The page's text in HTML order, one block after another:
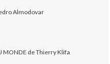
Almodovar
MONDE de Thierry Klifa